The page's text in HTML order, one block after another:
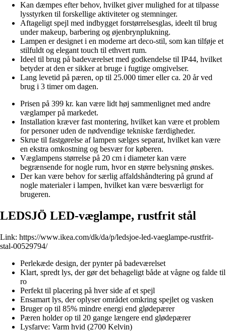
Kan dæmpes efter behov, hvilket giver mulighed for at tilpasse
lysstyrken til forskellige aktiviteter og stemninger.
Aftageligt spejl med indbygget forstørrelsesglas, ideelt til brug
under makeup, barbering og øjenbrynplukning.
Lampen er designet i en moderne art deco-stil, som kan tilføje et
stilfuldt og elegant touch til ethvert rum.
Ideel til brug på badeværelset med godkendelse til IP44, hvilket
betyder at den er sikker at bruge i fugtige omgivelser.
Lang levetid på pæren, op til 25.000 timer eller ca. 20 år ved
brug i 3 timer om dagen.
Prisen på 399 kr. kan være lidt høj sammenlignet med andre
væglamper på markedet.
Installation kræver fast montering, hvilket kan være et problem
for personer uden de nødvendige tekniske færdigheder.
Skrue til fastgørelse af lampen sælges separat, hvilket kan være
en ekstra omkostning og besvær for køberen.
Væglampens størrelse på 20 cm i diameter kan være
begrænsende for nogle rum, hvor en større belysning ønskes.
Der kan være behov for særlig affaldshåndtering på grund af
nogle materialer i lampen, hvilket kan være besværligt for
brugeren.
LEDSJÖ LED-væglampe, rustfrit stål
Link: https://www.ikea.com/dk/da/p/ledsjoe-led-vaeglampe-rustfrit-
stal-00529794/
Perlekæde design, der pynter på badeværelset
Klart, spredt lys, der gør det behageligt både at vågne og falde til
ro
Perfekt til placering på hver side af et spejl
Ensamart lys, der oplyser området omkring spejlet og vasken
Bruger op til 85% mindre energi end glødepærer
Pæren holder op til 20 gange længere end glødepærer
Lysfarve: Varm hvid (2700 Kelvin)